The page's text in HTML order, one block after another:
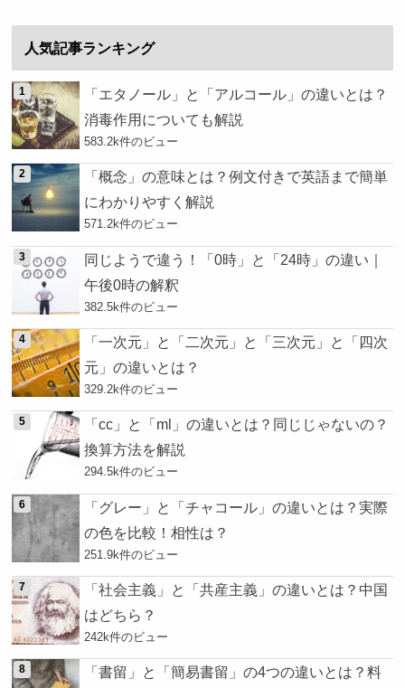
人気記事ランキング
「エタノール」と「アルコール」の違いとは？
消毒作用についても解説
583.2k件のビュー
「概念」の意味とは？例文付きで英語まで簡単
にわかりやすく解説
571.2k件のビュー
同じようで違う！「0時」と「24時」の違い｜
午後0時の解釈
382.5k件のビュー
「一次元」と「二次元」と「三次元」と「四次
元」の違いとは？
329.2k件のビュー
「cc」と「ml」の違いとは？同じじゃないの？
換算方法を解説
294.5k件のビュー
「グレー」と「チャコール」の違いとは？実際
の色を比較！相性は？
251.9k件のビュー
「社会主義」と「共産主義」の違いとは？中国
はどちら？
242k件のビュー
「書留」と「簡易書留」の4つの違いとは？料